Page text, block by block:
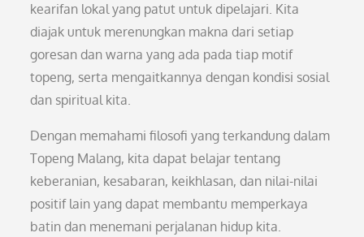
kearifan lokal yang patut untuk dipelajari. Kita
diajak untuk merenungkan makna dari setiap
goresan dan warna yang ada pada tiap motif
topeng, serta mengaitkannya dengan kondisi sosial
dan spiritual kita.
Dengan memahami filosofi yang terkandung dalam
Topeng Malang, kita dapat belajar tentang
keberanian, kesabaran, keikhlasan, dan nilai-nilai
positif lain yang dapat membantu memperkaya
batin dan menemani perjalanan hidup kita.